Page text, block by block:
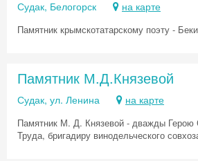
Судак, Белогорск на карте
Памятник крымскотатарскому поэту -
Памятник М.Д.Князевой
Судак, ул. Ленина на карте
Памятник М. Д. Князевой - дважды Герою
Труда, бригадиру винодельческого